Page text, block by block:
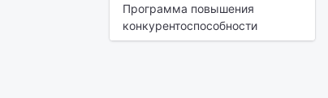
Программа повышения
конкурентоспособности